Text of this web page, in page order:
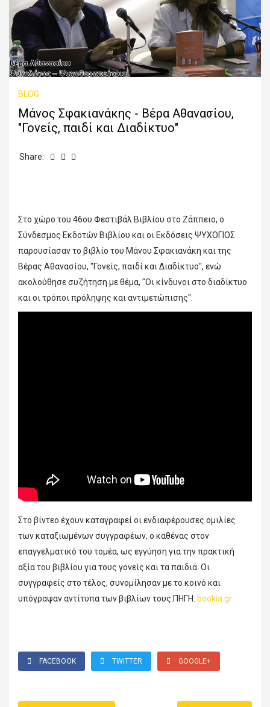
BLOG
Μάνος Σφακιανάκης - Βέρα Αθανασίου,
"Γονείς, παιδί και Διαδίκτυο"
Share:
Στο χώρο του 46ου Φεστιβάλ Βιβλίου στο Ζάππειο, ο
Σύνδεσμος Εκδοτών Βιβλίου και οι Εκδόσεις ΨΥΧΟΓΙΟΣ
παρουσίασαν το βιβλίο του Μάνου Σφακιανάκη και της
Βέρας Αθανασίου, "Γονείς, παιδί και Διαδίκτυο", ενώ
ακολούθησε συζήτηση με θέμα, "Οι κίνδυνοι στο διαδίκτυο
και οι τρόποι πρόληψης και αντιμετώπισης".
Στο βίντεο έχουν καταγραφεί οι ενδιαφέρουσες ομιλίες
των καταξιωμένων συγγραφέων, ο καθένας στον
επαγγελματικό του τομέα, ως εγγύηση για την πρακτική
αξία του βιβλίου για τους γονείς και τα παιδιά. Οι
συγγραφείς στο τέλος, συνομίλησαν με το κοινό και
υπόγραψαν αντίτυπα των βιβλίων τους. ΠΗΓΗ: bookia.gr
FACEBOOK TWITTER GOOGLE+